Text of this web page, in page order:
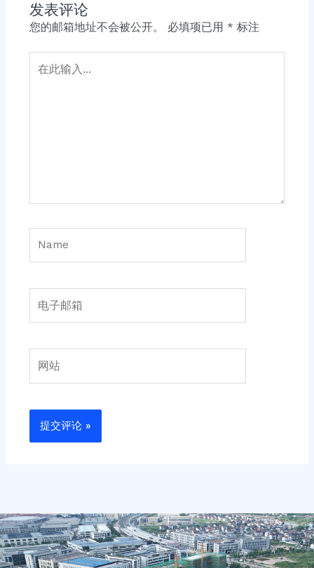
发表评论
您的邮箱地址不会被公开。 必填项已用 * 标注
子
箱
站